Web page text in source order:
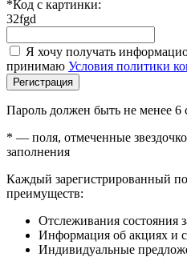
*Код с картинки:
32fgd
Я хочу получать
принимаю Условия политики
Регистрация
Пароль должен быть не менее 6
* — поля, отмеченные
заполнения
Каждый зарегистрированный
преимуществ:
Отслеживания состояния
Информация об акциях и
Индивидуальные